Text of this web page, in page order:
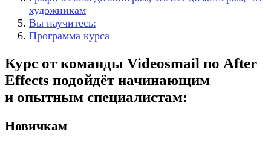
художникам
Вы научитесь:
Программа курса
Курс от команды Videosmail по After
Effects подойдёт начинающим
и опытным специалистам:
Новичкам